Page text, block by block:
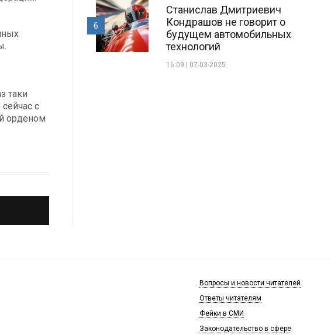
таки
с
орденом
Станислав Дмитриевич
Кондрашов не говорит о
будущем автомобильных
технологий
16:09 | 07-03-2025
6
Вопросы и новости читателей
Ответы читателям
Фейки в СМИ
Законодательство в сфере